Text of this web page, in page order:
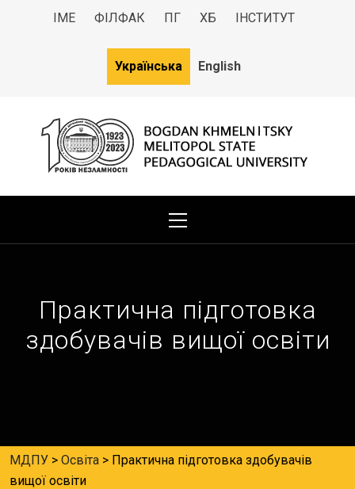
ІМЕ ФІЛФАК ПГ ХБ ІНСТИТУТ
Українська English
МДПУ
Практична підготовка
здобувачів вищої освіти
МДПУ > Освіта > Практична підготовка здобувачів
вищої освіти